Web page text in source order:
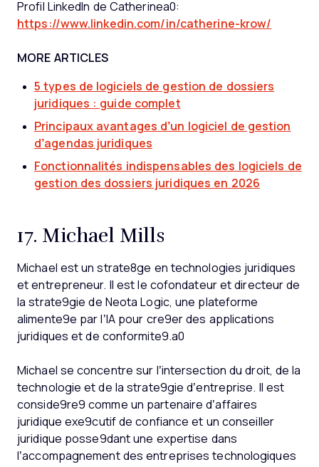
Profil LinkedIn de Catherinea0:
https://www.linkedin.com/in/catherine-krow/
MORE ARTICLES
5 types de logiciels de gestion de dossiers
juridiques : guide complet
Principaux avantages d’un logiciel de gestion
d’agendas juridiques
Fonctionnalités indispensables des logiciels de
gestion des dossiers juridiques en 2026
17. Michael Mills
Michael est un strate8ge en technologies juridiques
et entrepreneur. Il est le cofondateur et directeur de
la strate9gie de Neota Logic, une plateforme
alimente9e par l’IA pour cre9er des applications
juridiques et de conformite9.a0
Michael se concentre sur l’intersection du droit, de la
technologie et de la strate9gie d’entreprise. Il est
conside9re9 comme un partenaire d’affaires
juridique exe9cutif de confiance et un conseiller
juridique posse9dant une expertise dans
l’accompagnement des entreprises technologiques